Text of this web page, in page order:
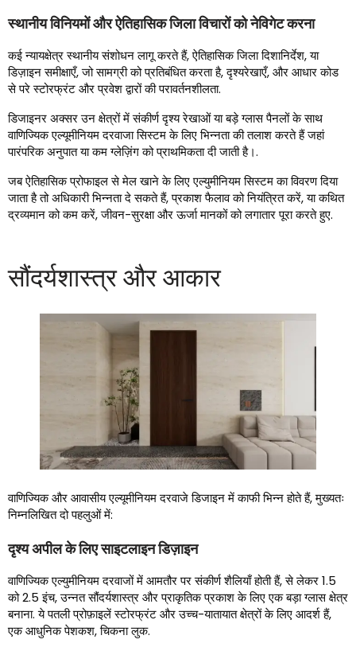
स्थानीय विनियमों और ऐतिहासिक जिला विचारों को नेविगेट करना
कई न्यायक्षेत्र स्थानीय संशोधन लागू करते हैं, ऐतिहासिक जिला दिशानिर्देश, या
डिज़ाइन समीक्षाएँ, जो सामग्री को प्रतिबंधित करता है, दृश्यरेखाएँ, और आधार कोड
से परे स्टोरफ्रंट और प्रवेश द्वारों की परावर्तनशीलता.
डिजाइनर अक्सर उन क्षेत्रों में संकीर्ण दृश्य रेखाओं या बड़े ग्लास पैनलों के साथ
वाणिज्यिक एल्यूमीनियम दरवाजा सिस्टम के लिए भिन्नता की तलाश करते हैं जहां
पारंपरिक अनुपात या कम ग्लेज़िंग को प्राथमिकता दी जाती है।.
जब ऐतिहासिक प्रोफाइल से मेल खाने के लिए एल्युमीनियम सिस्टम का विवरण दिया
जाता है तो अधिकारी भिन्नता दे सकते हैं, प्रकाश फैलाव को नियंत्रित करें, या कथित
द्रव्यमान को कम करें, जीवन-सुरक्षा और ऊर्जा मानकों को लगातार पूरा करते हुए.
सौंदर्यशास्त्र और आकार
वाणिज्यिक और आवासीय एल्यूमीनियम दरवाजे डिजाइन में काफी भिन्न होते हैं, मुख्यतः
निम्नलिखित दो पहलुओं में:
दृश्य अपील के लिए साइटलाइन डिज़ाइन
वाणिज्यिक एल्युमीनियम दरवाजों में आमतौर पर संकीर्ण शैलियाँ होती हैं, से लेकर 1.5
को 2.5 इंच, उन्नत सौंदर्यशास्त्र और प्राकृतिक प्रकाश के लिए एक बड़ा ग्लास क्षेत्र
बनाना. ये पतली प्रोफ़ाइलें स्टोरफ्रंट और उच्च-यातायात क्षेत्रों के लिए आदर्श हैं,
एक आधुनिक पेशकश, चिकना लुक.